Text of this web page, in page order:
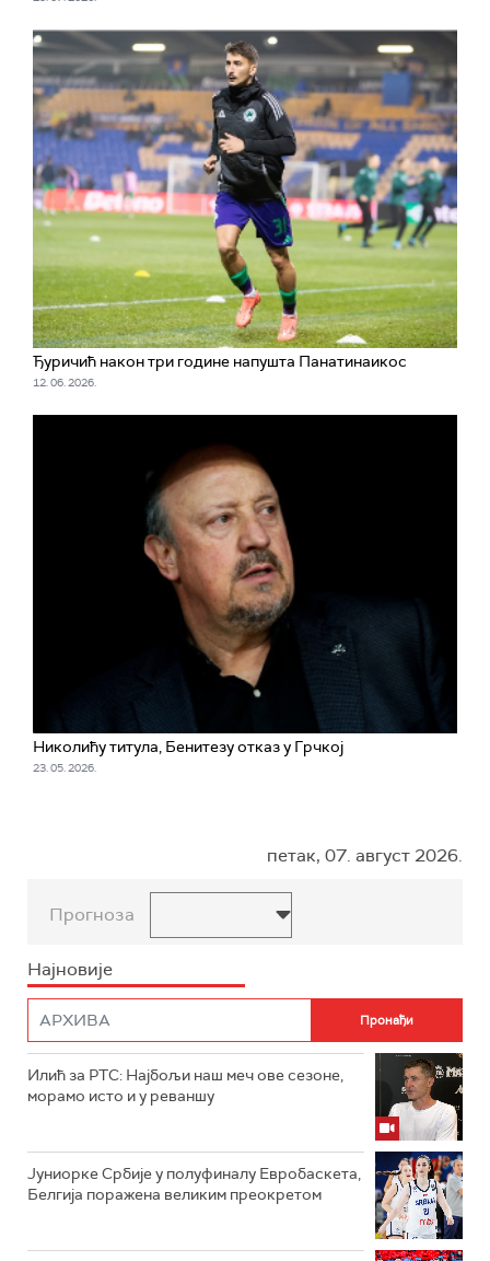
Ђуричић након три године напушта Панатинаикос
12. 06. 2026.
Николићу титула, Бенитезу отказ у Грчкој
23. 05. 2026.
петак, 07. август 2026.
Прогноза
Најновије
Илић за РТС: Најбољи наш меч ове сезоне,
морамо исто и у реваншу
Јуниорке Србије у полуфиналу Евробаскета,
Белгија поражена великим преокретом